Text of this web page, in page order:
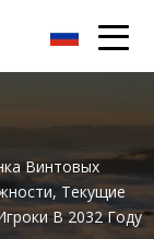
Винтовых
Текущие
В 2032 Году